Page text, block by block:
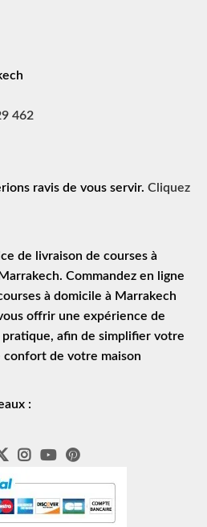
462
ravis de vous servir. Cliquez
de
livraison de courses à
Commandez en ligne
à domicile à Marrakech
offrir une expérience de
afin de simplifier votre
de votre maison
: